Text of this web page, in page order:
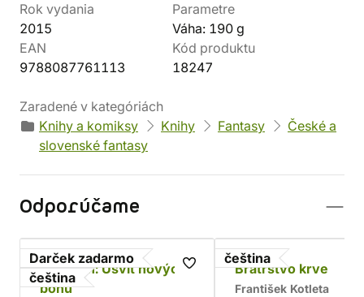
Rok vydania
2015
Parametre
Váha: 190 g
EAN
9788087761113
Kód produktu
18247
Zaradené v kategóriách
Knihy a komiksy
Knihy Fantasy
České a
slovenské fantasy
Odporúčame
Darček zadarmo
čeština
Asterion: Úsvit nových
bohů
čeština
Bratrstvo krve
František Kotleta